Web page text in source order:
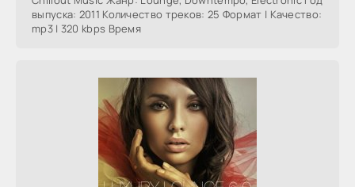
выпуска: 2011 Количество треков: 25 Формат | Качество:
mp3 | 320 kbps Время